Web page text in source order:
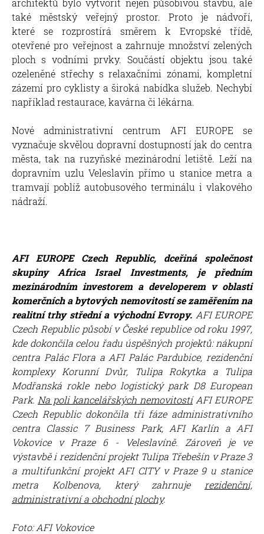
architektů bylo vytvořit nejen působivou stavbu, ale
také městský veřejný prostor. Proto je nádvoří,
které se rozprostírá směrem k Evropské třídě,
otevřené pro veřejnost a zahrnuje množství zelených
ploch s vodními prvky. Součástí objektu jsou také
ozeleněné střechy s relaxačními zónami, kompletní
zázemí pro cyklisty a široká nabídka služeb. Nechybí
například restaurace, kavárna či lékárna.
Nové administrativní centrum AFI EUROPE se
vyznačuje skvělou dopravní dostupností jak do centra
města, tak na ruzyňské mezinárodní letiště. Leží na
dopravním uzlu Veleslavín přímo u stanice metra a
tramvají poblíž autobusového terminálu i vlakového
nádraží.
AFI EUROPE Czech Republic, dceřiná společnost
skupiny Africa Israel Investments, je předním
mezinárodním investorem a developerem v oblasti
komerčních a bytových nemovitostí se zaměřením na
realitní trhy střední a východní Evropy. AFI EUROPE
Czech Republic působí v České republice od roku 1997,
kde dokončila celou řadu úspěšných projektů: nákupní
centra Palác Flora a AFI Palác Pardubice, rezidenční
komplexy Korunní Dvůr, Tulipa Rokytka a Tulipa
Modřanská rokle nebo logistický park D8 European
Park. Na poli kancelářských nemovitostíAFI EUROPE
Czech Republic dokončila tři fáze administrativního
centra Classic 7 Business Park, AFI Karlín a AFI
Vokovice v Praze 6 - Veleslavíně. Zároveň je ve
výstavbě i rezidenční projekt Tulipa Třebešín v Praze 3
a multifunkční projekt AFI CITY v Praze 9 u stanice
metra Kolbenova, který zahrnuje rezidenční,
administrativní a obchodní plochy.
Foto: AFI Vokovice​